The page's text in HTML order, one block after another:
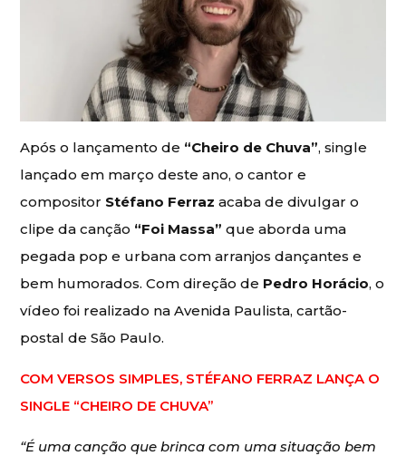
Após o lançamento de “Cheiro de Chuva”, single
lançado em março deste ano, o cantor e
compositor Stéfano Ferraz acaba de divulgar o
clipe da canção “Foi Massa” que aborda uma
pegada pop e urbana com arranjos dançantes e
bem humorados. Com direção de Pedro Horácio, o
vídeo foi realizado na Avenida Paulista, cartão-
postal de São Paulo.
COM VERSOS SIMPLES, STÉFANO FERRAZ LANÇA O
SINGLE “CHEIRO DE CHUVA”
“É uma canção que brinca com uma situação bem